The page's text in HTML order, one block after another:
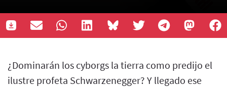
¿Dominarán los cyborgs la tierra como predijo el
ilustre profeta Schwarzenegger? Y llegado ese